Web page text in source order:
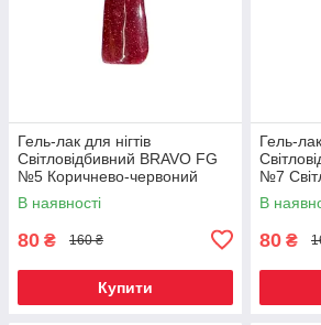
Гель-лак для нігтів
Світловідбивний BRAVO FG
№5 Коричнево-червоний
В наявності
80 ₴ 160 ₴
Купити
Гель-
№7
В
80 ₴